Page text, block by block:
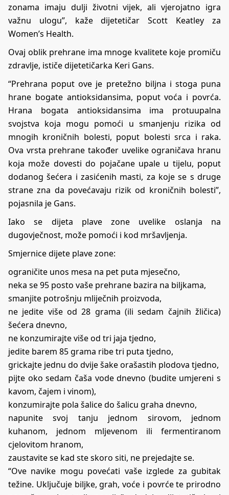
zonama imaju dulji životni vijek, ali vjerojatno igra
važnu ulogu”, kaže dijetetičar Scott Keatley za
Women’s Health.
Ovaj oblik prehrane ima mnoge kvalitete koje promiču
zdravlje, ističe dijetetičarka Keri Gans.
“Prehrana poput ove je pretežno biljna i stoga puna
hrane bogate antioksidansima, poput voća i povrća.
Hrana bogata antioksidansima ima protuupalna
svojstva koja mogu pomoći u smanjenju rizika od
mnogih kroničnih bolesti, poput bolesti srca i raka.
Ova vrsta prehrane također uvelike ograničava hranu
koja može dovesti do pojačane upale u tijelu, poput
dodanog šećera i zasićenih masti, za koje se s druge
strane zna da povećavaju rizik od kroničnih bolesti”,
pojasnila je Gans.
Iako se dijeta plave zone uvelike oslanja na
dugovječnost, može pomoći i kod mršavljenja.
Smjernice dijete plave zone:
ograničite unos mesa na pet puta mjesečno,
neka se 95 posto vaše prehrane bazira na biljkama,
smanjite potrošnju mliječnih proizvoda,
ne jedite više od 28 grama (ili sedam čajnih žličica)
šećera dnevno,
ne konzumirajte više od tri jaja tjedno,
jedite barem 85 grama ribe tri puta tjedno,
grickajte jednu do dvije šake orašastih plodova tjedno,
pijte oko sedam čaša vode dnevno (budite umjereni s
kavom, čajem i vinom),
konzumirajte pola šalice do šalicu graha dnevno,
napunite svoj tanju jednom sirovom, jednom
kuhanom, jednom mljevenom ili fermentiranom
cjelovitom hranom,
zaustavite se kad ste skoro siti, ne prejedajte se.
“Ove navike mogu povećati vaše izglede za gubitak
težine. Uključuje biljke, grah, voće i povrće te prirodno